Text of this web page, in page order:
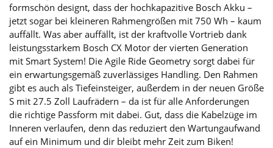
formschön designt, dass der hochkapazitive Bosch Akku –
jetzt sogar bei kleineren Rahmengrößen mit 750 Wh – kaum
auffällt. Was aber auffällt, ist der kraftvolle Vortrieb dank
leistungsstarkem Bosch CX Motor der vierten Generation
mit Smart System! Die Agile Ride Geometry sorgt dabei für
ein erwartungsgemäß zuverlässiges Handling. Den Rahmen
gibt es auch als Tiefeinsteiger, außerdem in der neuen Größe
S mit 27.5 Zoll Laufrädern – da ist für alle Anforderungen
die richtige Passform mit dabei. Gut, dass die Kabelzüge im
Inneren verlaufen, denn das reduziert den Wartungaufwand
auf ein Minimum und dir bleibt mehr Zeit zum Biken!